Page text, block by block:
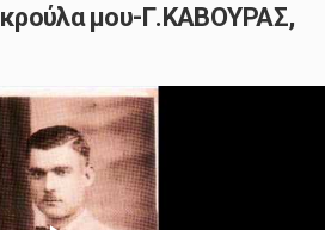
μου-Γ.ΚΑΒΟΥΡΑΣ,